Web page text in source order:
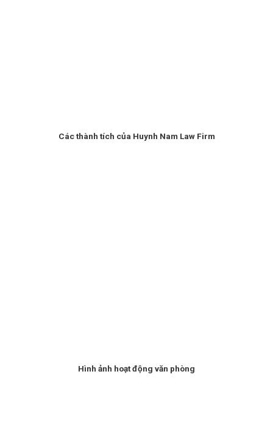
Các thành tích của Huynh Nam Law Firm
Hình ảnh hoạt động văn phòng